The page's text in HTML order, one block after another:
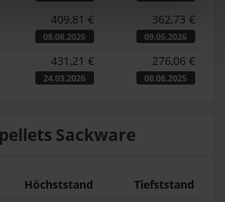
409,81 €
08.08.2026
362,73 €
09.05.2026
431,21 €
24.03.2026
276,06 €
08.08.2025
Sackware
Höchststand
Tiefststand